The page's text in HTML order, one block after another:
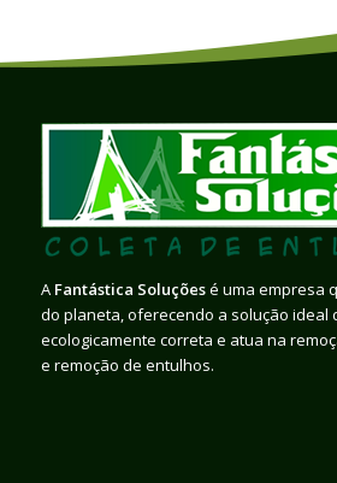
A Fantástica Soluçõesé uma empresa
do planeta, oferecendo a solução ideal
ecologicamente correta e atua na
e remoção de entulhos.